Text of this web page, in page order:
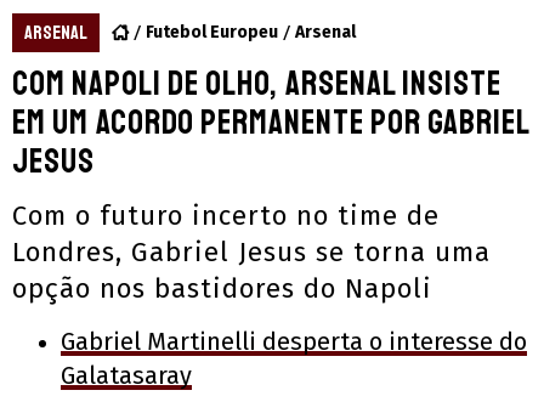
ARSENAL Futebol Europeu Arsenal
Com Napoli de olho, Arsenal insiste
em um acordo permanente por Gabriel
Jesus
Com o futuro incerto no time de
Londres, Gabriel Jesus se torna uma
opção nos bastidores do Napoli
Gabriel Martinelli desperta o interesse do
Galatasaray